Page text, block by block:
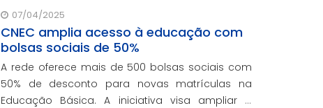
continuada em serviço da instituição, contando
com o oferecimento gratuito da Re
07/04/2025
CNEC amplia acesso à educação com
bolsas sociais de 50%
A rede oferece mais de 500 bolsas sociais com
50% de desconto para novas matrículas na
Educação Básica. A iniciativa visa ampliar o